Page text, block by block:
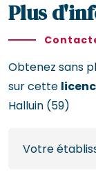
Plus
Obtenez sans
sur cette
Halluin (59)